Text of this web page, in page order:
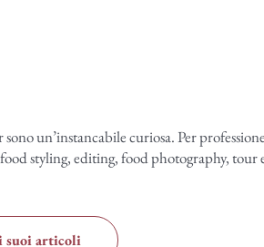
un’instancabile curiosa. Per
styling, editing, food photography, tour
suoi articoli